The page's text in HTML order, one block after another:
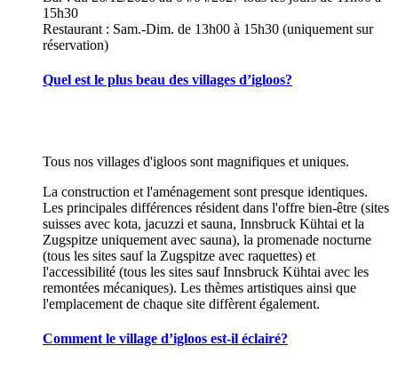
15h30
Restaurant : Sam.-Dim. de 13h00 à 15h30 (uniquement sur
réservation)
Quel est le plus beau des villages d’igloos?
Tous nos villages d'igloos sont magnifiques et uniques.
La construction et l'aménagement sont presque identiques.
Les principales différences résident dans l'offre bien-être (sites
suisses avec kota, jacuzzi et sauna, Innsbruck Kühtai et la
Zugspitze uniquement avec sauna), la promenade nocturne
(tous les sites sauf la Zugspitze avec raquettes) et
l'accessibilité (tous les sites sauf Innsbruck Kühtai avec les
remontées mécaniques). Les thèmes artistiques ainsi que
l'emplacement de chaque site diffèrent également.
Comment le village d’igloos est-il éclairé?